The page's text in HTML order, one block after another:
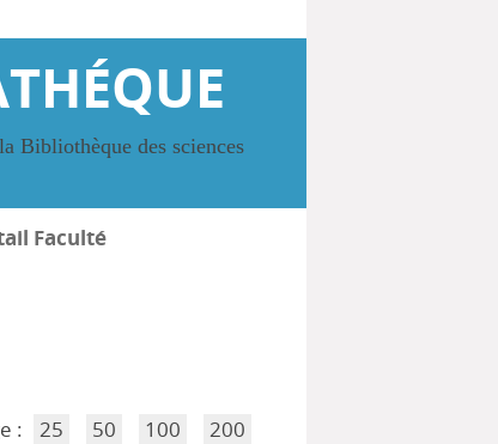
Bibliothèque des sciences
Faculté
: 25 50 100 200